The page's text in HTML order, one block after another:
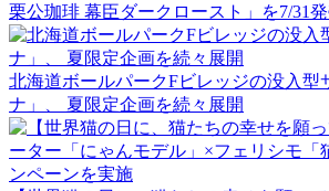
栗公珈琲 幕臣ダークロースト」を7/31
北海道ボールパークFビレッジの没入型
ナ」、 夏限定企画を続々展開